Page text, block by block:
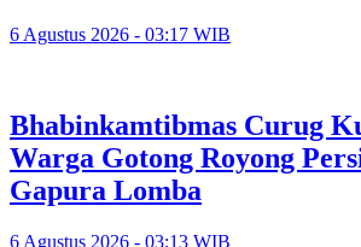
6 Agustus 2026 - 03:17 WIB
Bhabinkamtibmas Curug
Warga Gotong Royong
Gapura Lomba
6 Agustus 2026 - 03:13 WIB